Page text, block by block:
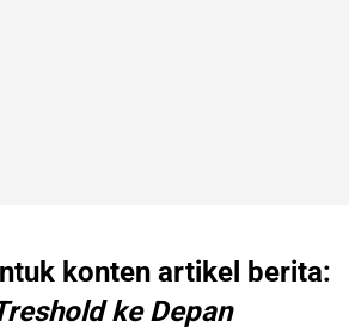
konten artikel berita:
ke Depan